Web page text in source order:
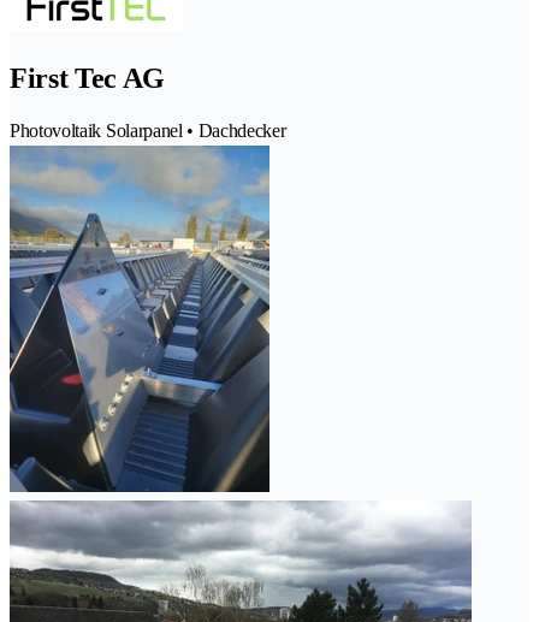
First Tec AG
Photovoltaik Solarpanel • Dachdecker